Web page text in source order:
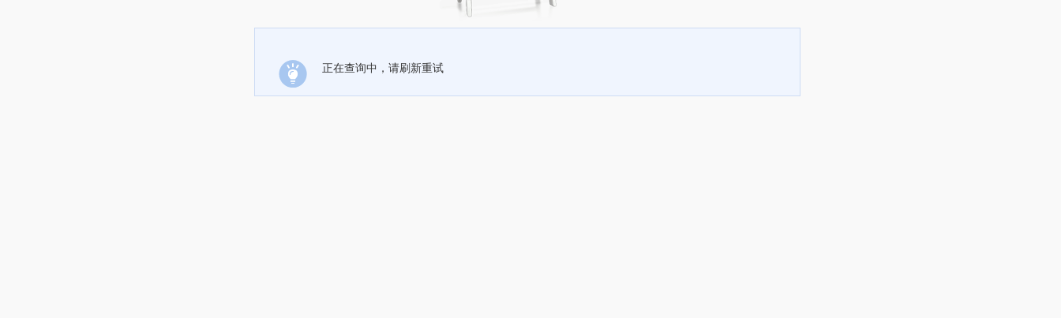
正在查询中，请刷新重试